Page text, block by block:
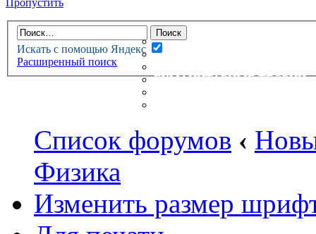
Искать с помощью Яндекс
Расширенный поиск
НОВАЯ ТЕОРИЯФОРУМ
НОВЫЕ СООБЩЕНИЯ
НЕПРОЧИТАННЫЕ
ГУМАНИТАРНЫЕ ТЕОРИИ
Список форумов ‹
Физика
Изменить размер